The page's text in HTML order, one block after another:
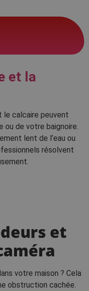
et la
le calcaire peuvent
ou de votre baignoire.
lent de l’eau ou
résolvent
et
votre maison ? Cela
obstruction cachée.